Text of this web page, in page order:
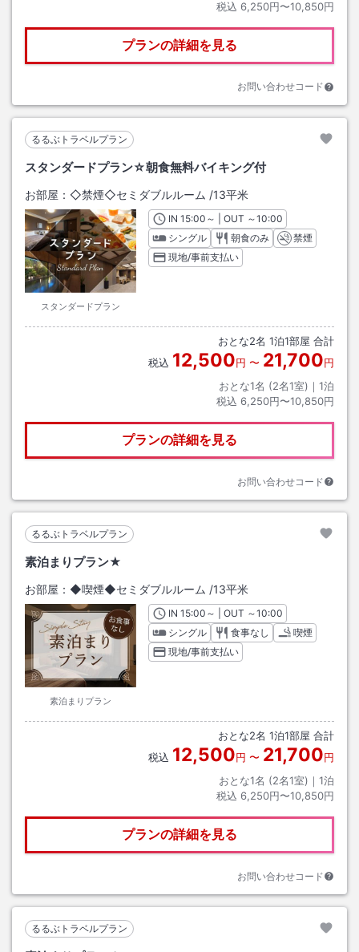
税込 6,250円〜10,850円
プランの詳細を見る
お問い合わせコード
るるぶトラベルプラン
スタンダードプラン☆朝食無料バイキング付
お部屋： ◇禁煙◇セミダブルルーム /13平米
スタンダードプラン
INチェックイン
15:00 ～ | OUT チェックアウト
～10:00
シングル
朝食のみ
禁煙
現地/事前支払い
おとな2名 1泊1部屋 合計
税込 12,500円 〜 21,700円
おとな1名 (2名1室)｜ 1泊
税込 6,250円〜10,850円
プランの詳細を見る
お問い合わせコード
るるぶトラベルプラン
素泊まりプラン★
お部屋： ◆喫煙◆セミダブルルーム /13平米
素泊まりプラン
INチェックイン
15:00 ～ | OUT チェックアウト
～10:00
シングル
食事なし
喫煙
現地/事前支払い
おとな2名 1泊1部屋 合計
税込 12,500円 〜 21,700円
おとな1名 (2名1室)｜ 1泊
税込 6,250円〜10,850円
プランの詳細を見る
お問い合わせコード
るるぶトラベルプラン